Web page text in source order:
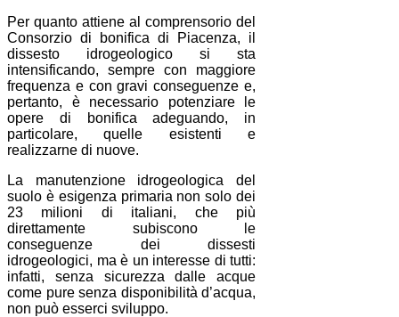
Per quanto attiene al comprensorio del
Consorzio di bonifica di Piacenza, il
dissesto idrogeologico si sta
intensificando, sempre con maggiore
frequenza e con gravi conseguenze e,
pertanto, è necessario potenziare le
opere di bonifica adeguando, in
particolare, quelle esistenti e
realizzarne di nuove.
La manutenzione idrogeologica del
suolo è esigenza primaria non solo dei
23 milioni di italiani, che più
direttamente subiscono le
conseguenze dei dissesti
idrogeologici, ma è un interesse di tutti:
infatti, senza sicurezza dalle acque
come pure senza disponibilità d’acqua,
non può esserci sviluppo.